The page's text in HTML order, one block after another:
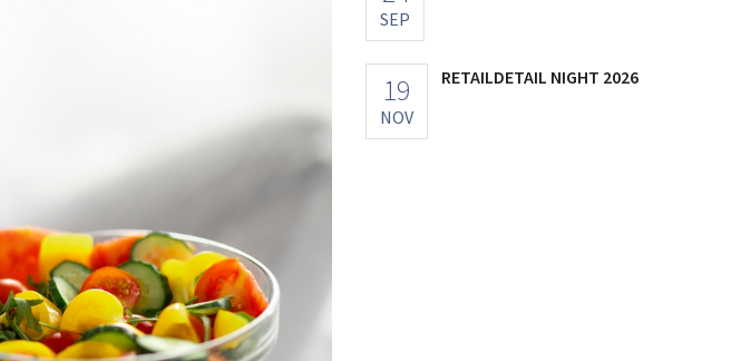
SEP
19
NOV
RETAILDETAIL NIGHT 2026